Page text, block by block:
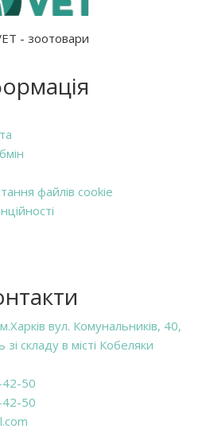
- зоотовари
файлів cookie
вул. Комунальників, 40,
складу в місті Кобеляки
50
50